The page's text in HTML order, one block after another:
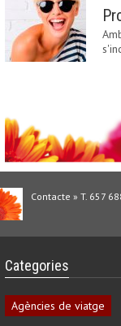
Contacte » T. 657
Categories
Agències de viatge